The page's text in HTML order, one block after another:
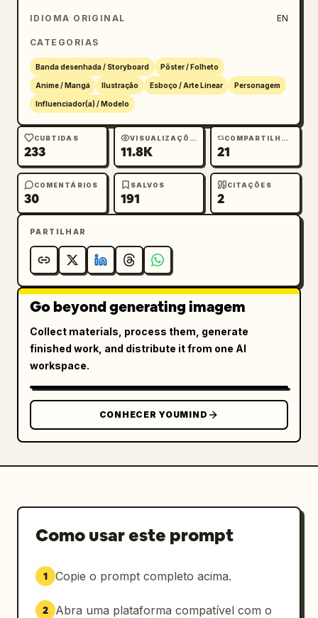
IDIOMA ORIGINAL EN
CATEGORIAS
Banda desenhada / Storyboard Pôster / Folheto
Anime / Mangá Ilustração Esboço / Arte Linear Personagem
Influenciador(a) / Modelo
CURTIDAS
233
VISUALIZAÇÕES
11.8K
COMPARTILHAMENTOS
21
COMENTÁRIOS
30
SALVOS
191
CITAÇÕES
2
PARTILHAR
Go beyond generating imagem
Collect materials, process them, generate
finished work, and distribute it from one AI
workspace.
CONHECER YOUMIND
Como usar este prompt
1 Copie o prompt completo acima.
2
Abra uma plataforma compatível com o